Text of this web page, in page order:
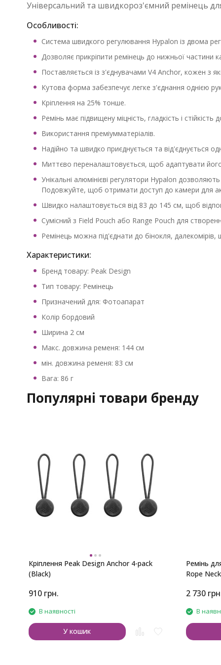
Універсальний та швидкороз'ємний ремінець
Особливості:
Система швидкого регулювання Hypalon із двома
Дозволяє прикріпити ремінець до нижньої частини
Поставляється із з'єднувачами V4 Anchor, кожен з
Кутова форма забезпечує легке з'єднання однією
Кріплення на 25% тонше.
Ремінь має підвищену міцність, гладкість і стійкість
Використання преміумматеріалів.
Надійно та швидко приєднується та від'єднується
Миттєво переналаштовується, щоб адаптувати
Унікальні алюмінієві регулятори Hypalon
Подовжуйте, щоб отримати доступ до камери для
Швидко налаштовується від 83 до 145 см, щоб
Сумісний з Field Pouch або Range Pouch для
Ремінець можна під'єднати до бінокля, далекомірів,
Характеристики:
Бренд товару: Peak Design
Тип товару: Ремінець
Призначений для: Фотоапарат
Колір бордовий
Ширина 2 см
Макс. довжина ременя: 144 см
мін. довжина ременя: 83 см
Вага: 86 г
Популярні товари бренду
Кріплення Peak Design Anchor 4-pack
(Black)
910 грн.
В наявності
У кошик
Ремінь
Rope
2 730
В